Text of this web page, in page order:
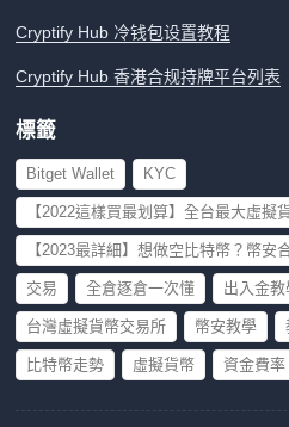
Cryptify Hub 冷钱包设置教程
Cryptify Hub 香港合规持牌平台列表
標籤
Bitget Wallet KYC
【2022這樣買最划算】全台最大虛擬
【2023最詳細】想做空比特幣？幣
交易 全倉逐倉一次懂 出入金教
台灣虛擬貨幣交易所 幣安教學
比特幣走勢 虛擬貨幣 資金費率